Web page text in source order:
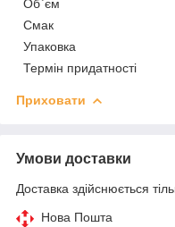
Об`єм
Смак
Упаковка
Термін придатності
Приховати
Умови доставки
Доставка здійснюється
Нова Пошта